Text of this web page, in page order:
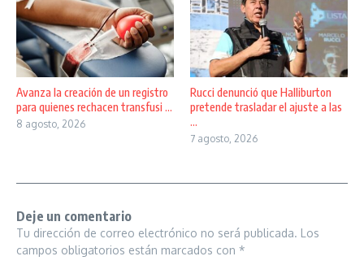
Avanza la creación de un registro
para quienes rechacen transfusi ...
8 agosto, 2026
Rucci denunció que Halliburton
pretende trasladar el ajuste a las
...
7 agosto, 2026
Deje un comentario
Tu dirección de correo electrónico no será publicada. Los
campos obligatorios están marcados con *